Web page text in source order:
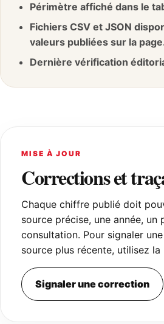
Périmètre affiché dans le
Fichiers CSV et JSON
valeurs publiées sur la
Dernière vérification
MISE À JOUR
Corrections et
Chaque chiffre publié doit
source précise, une année,
consultation. Pour signaler
source plus récente, utilisez
Signaler une correction